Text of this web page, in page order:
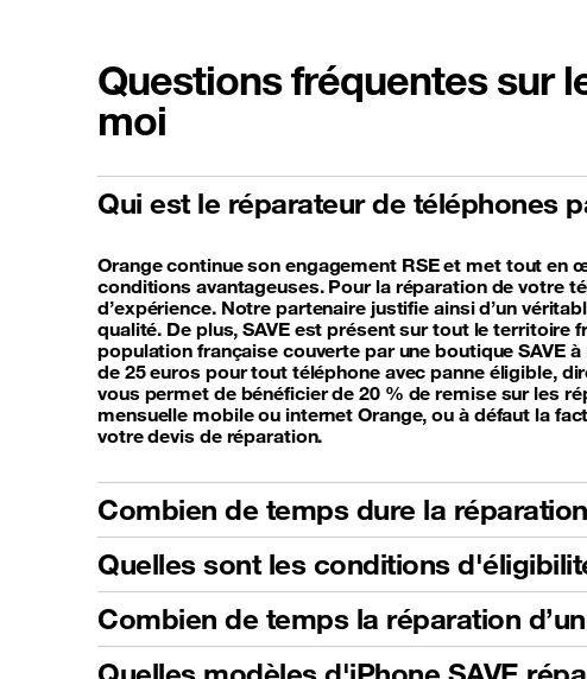
Questions fréquentes sur
moi
Qui est le réparateur de téléphones
Orange continue son engagement RSE et met tout en
conditions avantageuses. Pour la réparation de votre
d’expérience. Notre partenaire justifie ainsi d’un
qualité. De plus, SAVE est présent sur tout le territoire
population française couverte par une boutique SAVE
de 25 euros pour tout téléphone avec panne éligible,
vous permet de bénéficier de 20 % de remise sur les
mensuelle mobile ou internet Orange, ou à défaut la
votre devis de réparation.
Combien de temps dure la
Quelles sont les conditions
Combien de temps la réparation